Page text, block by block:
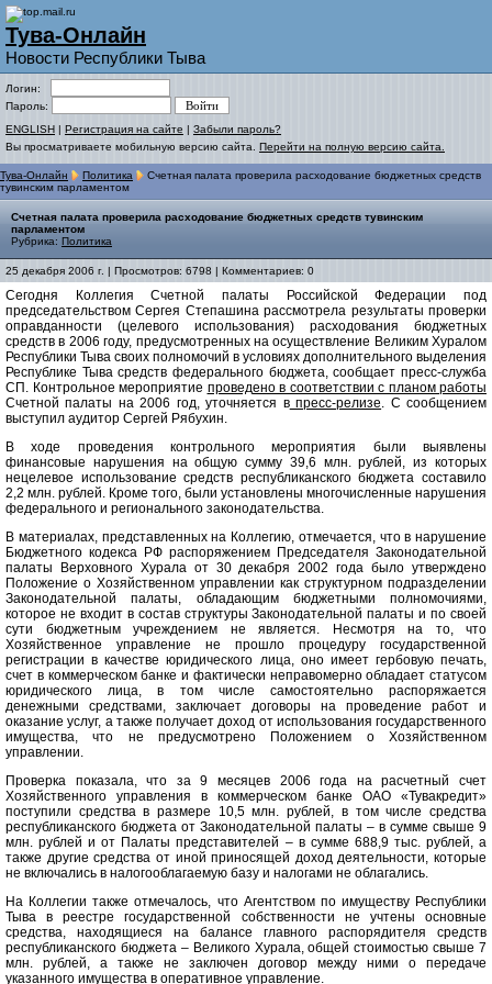
Тува-Онлайн
Новости Республики Тыва
Логин:
Пароль:
ENGLISH | Регистрация на сайте | Забыли пароль?
Вы просматриваете мобильную версию сайта. Перейти на полную версию сайта.
Тува-Онлайн Политика
Счетная палата проверила расходование бюджетных средств
тувинским парламентом
Счетная палата проверила расходование бюджетных средств тувинским
парламентом
Рубрика: Политика
25 декабря 2006 г. | Просмотров: 6798 | Комментариев: 0
Сегодня Коллегия Счетной палаты Российской Федерации под
председательством Сергея Степашина рассмотрела результаты проверки
оправданности (целевого использования) расходования бюджетных
средств в 2006 году, предусмотренных на осуществление Великим Хуралом
Республики Тыва своих полномочий в условиях дополнительного выделения
Республике Тыва средств федерального бюджета, сообщает пресс-служба
СП. Контрольное мероприятие проведено в соответствии с планом работы
Счетной палаты на 2006 год, уточняется впресс-релизе. С сообщением
выступил аудитор Сергей Рябухин.
В ходе проведения контрольного мероприятия были выявлены
финансовые нарушения на общую сумму 39,6 млн. рублей, из которых
нецелевое использование средств республиканского бюджета составило
2,2 млн. рублей. Кроме того, были установлены многочисленные нарушения
федерального и регионального законодательства.
В материалах, представленных на Коллегию, отмечается, что в нарушение
Бюджетного кодекса РФ распоряжением Председателя Законодательной
палаты Верховного Хурала от 30 декабря 2002 года было утверждено
Положение о Хозяйственном управлении как структурном подразделении
Законодательной палаты, обладающим бюджетными полномочиями,
которое не входит в состав структуры Законодательной палаты и по своей
сути бюджетным учреждением не является. Несмотря на то, что
Хозяйственное управление не прошло процедуру государственной
регистрации в качестве юридического лица, оно имеет гербовую печать,
счет в коммерческом банке и фактически неправомерно обладает статусом
юридического лица, в том числе самостоятельно распоряжается
денежными средствами, заключает договоры на проведение работ и
оказание услуг, а также получает доход от использования государственного
имущества, что не предусмотрено Положением о Хозяйственном
управлении.
Проверка показала, что за 9 месяцев 2006 года на расчетный счет
Хозяйственного управления в коммерческом банке ОАО «Тувакредит»
поступили средства в размере 10,5 млн. рублей, в том числе средства
республиканского бюджета от Законодательной палаты – в сумме свыше 9
млн. рублей и от Палаты представителей – в сумме 688,9 тыс. рублей, а
также другие средства от иной приносящей доход деятельности, которые
не включались в налогооблагаемую базу и налогами не облагались.
На Коллегии также отмечалось, что Агентством по имуществу Республики
Тыва в реестре государственной собственности не учтены основные
средства, находящиеся на балансе главного распорядителя средств
республиканского бюджета – Великого Хурала, общей стоимостью свыше 7
млн. рублей, а также не заключен договор между ними о передаче
указанного имущества в оперативное управление.